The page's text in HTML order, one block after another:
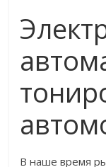
В наше время